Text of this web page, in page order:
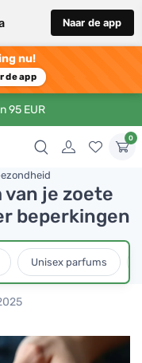
Naar de app
nu!
de app
95 EUR
0
van je zoete
beperkingen
Unisex parfums